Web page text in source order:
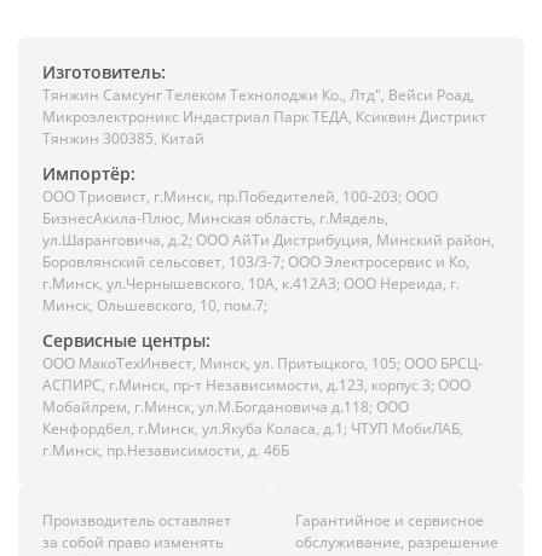
Изготовитель:
Тянжин Самсунг Телеком Технолоджи Ко., Лтд", Вейси Роад,
Микроэлектроникс Индастриал Парк ТЕДА, Ксиквин Дистрикт
Тянжин 300385, Китай
Импортёр:
ООО Триовист, г.Минск, пр.Победителей, 100-203; ООО
БизнесАкила-Плюс, Минская область, г.Мядель,
ул.Шаранговича, д.2; ООО АйТи Дистрибуция, Минский район,
Боровлянский сельсовет, 103/3-7; ООО Электросервис и Ко,
г.Минск, ул.Чернышевского, 10А, к.412АЗ; ООО Нереида, г.
Минск, Ольшевского, 10, пом.7;
Сервисные центры:
ООО МакоТехИнвест, Минск, ул. Притыцкого, 105; ООО БРСЦ-
АСПИРС, г.Минск, пр-т Независимости, д.123, корпус 3; ООО
Мобайлрем, г.Минск, ул.М.Богдановича д.118; ООО
Кенфордбел, г.Минск, ул.Якуба Коласа, д.1; ЧТУП МобиЛАБ,
г.Минск, пр.Независимости, д. 46Б
Производитель оставляет
за собой право изменять
Гарантийное и сервисное
обслуживание, разрешение